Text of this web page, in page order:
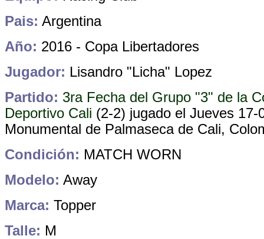
Pais: Argentina
Año: 2016 - Copa Libertadores
Jugador: Lisandro "Licha" Lopez
Partido: 3ra Fecha del Grupo "3" de la
Deportivo Cali (2-2) jugado el Jueves
Monumental de Palmaseca de Cali,
Condición: MATCH WORN
Modelo: Away
Marca: Topper
Talle: M